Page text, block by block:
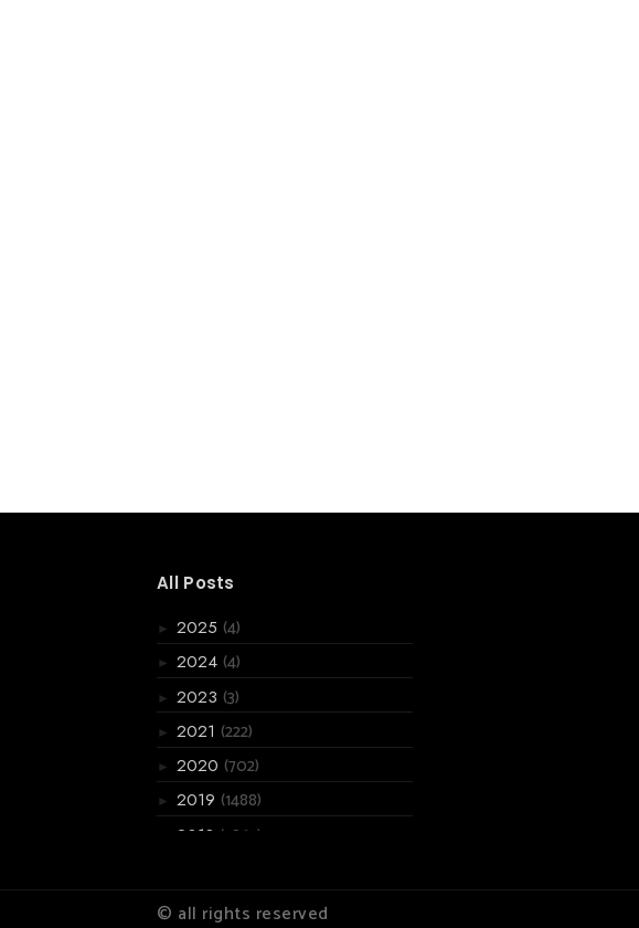
All Posts
► 2025 (4)
► 2024 (4)
► 2023 (3)
► 2021 (222)
► 2020 (702)
► 2019 (1488)
2018 (3867)
▼ 2016 (2955)
© all rights reserved